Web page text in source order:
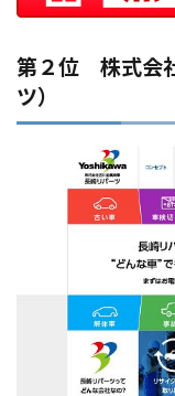
第２位 株式会
ツ）